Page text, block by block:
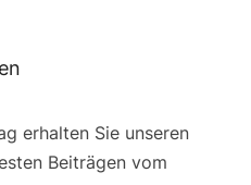
erhalten Sie unseren
Beiträgen vom